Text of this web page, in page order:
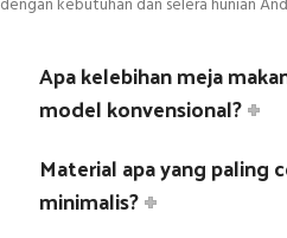
Apa kelebihan meja
model konvensional?
Material apa yang paling
minimalis?